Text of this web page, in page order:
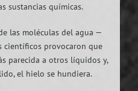
sustancias químicas.
las moléculas del agua —
científicos provocaron que
parecida a otros líquidos y,
el hielo se hundiera.